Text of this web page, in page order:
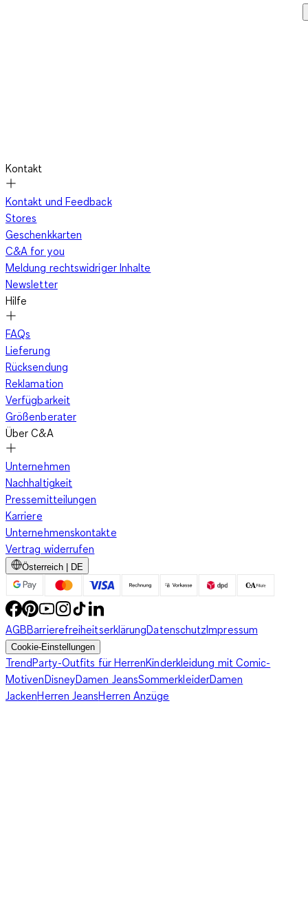
Kontakt
Kontakt und Feedback
Stores
Geschenkkarten
C&A for you
Meldung rechtswidriger Inhalte
Newsletter
Hilfe
FAQs
Lieferung
Rücksendung
Reklamation
Verfügbarkeit
Größenberater
Über C&A
Unternehmen
Nachhaltigkeit
Pressemitteilungen
Karriere
Unternehmenskontakte
Vertrag widerrufen
Österreich | DE
AGBBarrierefreiheitserklärungDatenschutzImpressum
Cookie-Einstellungen
TrendParty-Outfits für HerrenKinderkleidung mit Comic-
MotivenDisneyDamen JeansSommerkleiderDamen
JackenHerren JeansHerren Anzüge